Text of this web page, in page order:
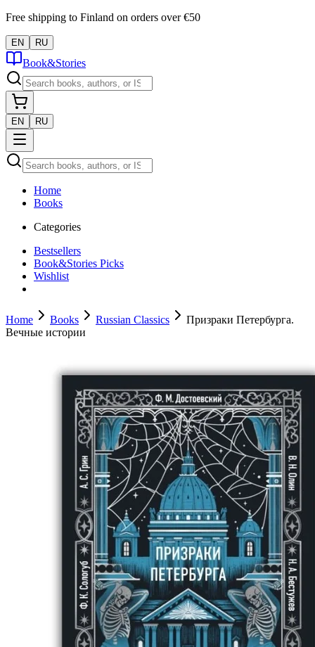
Free shipping to Finland on orders over €50
EN RU
Book&Stories
EN RU
Home
Books
Categories
Bestsellers
Book&Stories Picks
Wishlist
Home Books Russian Classics
Призраки Петербурга.
Вечные истории